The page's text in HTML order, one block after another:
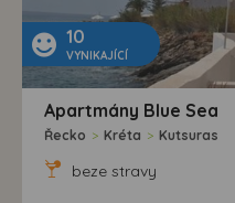
10
VYNIKAJÍCÍ
Apartmány Blue Sea
Řecko > Kréta > Kutsuras
beze stravy